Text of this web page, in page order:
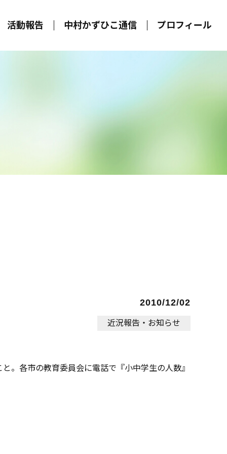
活動報告 中村かずひこ通信 プロフィール
2010/12/02
近況報告・お知らせ
。各市の教育委員会に電話で『小中学生の人数』